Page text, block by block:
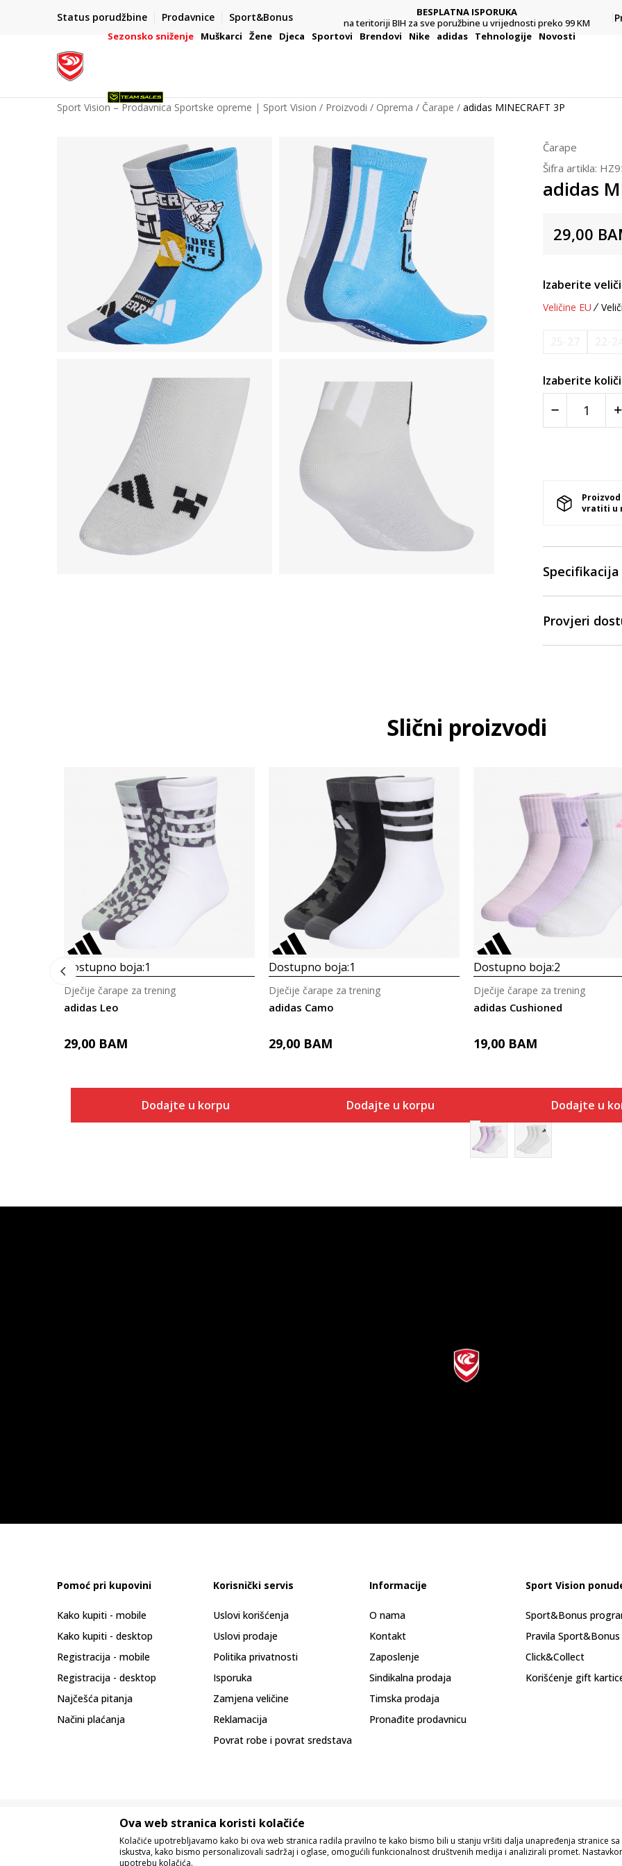
Status porudžbine Prodavnice Sport&Bonus
POZOVITE NAS NA : 055/490-400
Pon-Pet od 9h - 16h
BESPLATNA ISPORUKA
na teritoriji BIH za sve poružbine u vrijednosti preko 99 KM
Sezonsko sniženje Muškarci Žene Djeca Sportovi Brendovi Nike adidas Tehnologije Novosti
Sport Vision – Prodavnica Sportske opreme | Sport Vision Proizvodi Oprema Čarape adidas MINECRAFT 3P
Čarape
Šifra artikla:
adidas
29,00
Izaberite
Veličine EU
Izaberite
vratiti u
Specifikacija
Provjeri
Slični proizvodi
Dostupno boja:1
adidas Leo
Dječije čarape za trening
29,00 BAM
Dodajte u korpu
Dostupno boja:1
adidas Camo
Dječije čarape za trening
29,00 BAM
Dodajte u korpu
Dostupno boja:2
adidas Cushioned
Dječije čarape za trening
19,00 BAM
Dodajte u
Pomoć pri kupovini
Kako kupiti - mobile
Kako kupiti - desktop
Registracija - mobile
Registracija - desktop
Najčešća pitanja
Načini plaćanja
Korisnički servis
Uslovi korišćenja
Uslovi prodaje
Politika privatnosti
Isporuka
Zamjena veličine
Reklamacija
Povrat robe i povrat sredstava
Informacije
O nama
Kontakt
Zaposlenje
Sindikalna prodaja
Timska prodaja
Pronađite prodavnicu
Sport Vision
Sport&Bonus
Pravila
Click&Collect
Korišćenje gift
Ova web stranica koristi kolačiće
Kolačiće upotrebljavamo kako bi ova web stranica radila pravilno te kako bismo bili u stanju vršiti dalja unapređenja stranice
iskustva, kako bismo personalizovali sadržaj i oglase, omogućili funkcionalnost društvenih medija i analizirali promet.
upotrebu kolačića.